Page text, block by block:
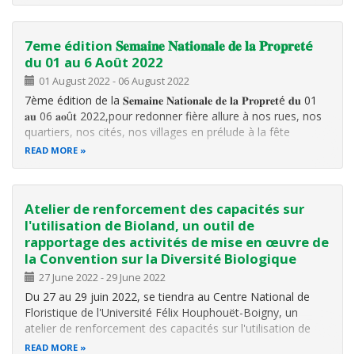
7eme édition 𝐒𝐞𝐦𝐚𝐢𝐧𝐞 𝐍𝐚𝐭𝐢𝐨𝐧𝐚𝐥𝐞 𝐝𝐞 𝐥𝐚 𝐏𝐫𝐨𝐩𝐫𝐞𝐭é
du 01 au 6 Août 2022
01 August 2022- 06 August 2022
7ème édition de la 𝐒𝐞𝐦𝐚𝐢𝐧𝐞 𝐍𝐚𝐭𝐢𝐨𝐧𝐚𝐥𝐞 𝐝𝐞 𝐥𝐚 𝐏𝐫𝐨𝐩𝐫𝐞𝐭é 𝐝𝐮 01
𝐚𝐮 06 𝐚𝐨û𝐭 2022,pour redonner fière allure à nos rues, nos
quartiers, nos cités, nos villages en prélude à la fête
nationale.
Thème : Avec civisme, gagnons le pari d’une Côte d’Ivoire
propre !!
READ MORE
Atelier de renforcement des capacités sur
l'utilisation de Bioland, un outil de
rapportage des activités de mise en œuvre de
la Convention sur la Diversité Biologique
27 June 2022-29 June 2022
Du 27 au 29 juin 2022, se tiendra au Centre National de
Floristique de l'Université Félix Houphouët-Boigny, un
atelier de renforcement des capacités sur l'utilisation de
Bioland, un outil de rapportage des activités de mise en
READ MORE